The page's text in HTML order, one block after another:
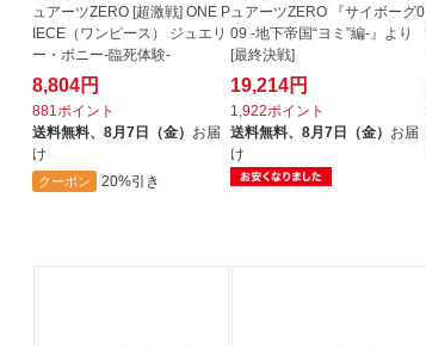
ュアーツZERO [超激戦] ONE P
IECE（ワンピース） ジュエリ
ー・ボニー-臨死体験-
8,804円
881ポイント
送料無料、 8月7日（金） お届
け
クーポン 20%引き
ュアーツZERO 『サイボーグ0
09 -地下帝国“ヨミ”編-』より
[最終決戦]
19,214円
1,922ポイント
送料無料、8月7日（金） お届
け